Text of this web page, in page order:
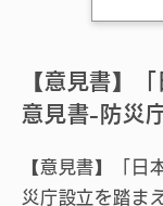
【意見書】
意見書-防災
【意見書】「日
災庁設立を踏ま